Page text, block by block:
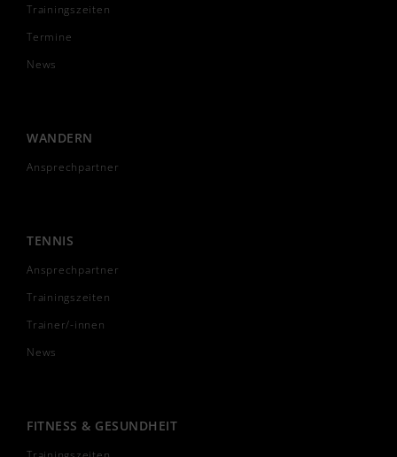
Trainingszeiten
Termine
News
WANDERN
Ansprechpartner
TENNIS
Ansprechpartner
Trainingszeiten
Trainer/-innen
News
FITNESS & GESUNDHEIT